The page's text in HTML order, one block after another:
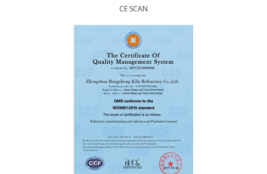
CE SCAN